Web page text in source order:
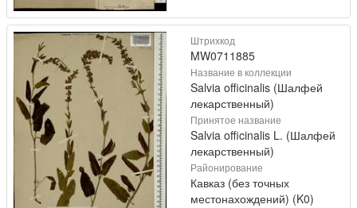
Штрихкод
MW0711885
Название в коллекции
Salvia officinalis (Шалфей
лекарственный)
Принятое название
Salvia officinalis L. (Шалфей
лекарственный)
Районирование
Кавказ (без точных
местонахождений) (K0)